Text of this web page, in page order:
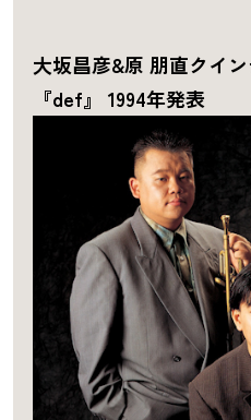
大坂昌彦&原 朋直クイ
『def』 1994年発表